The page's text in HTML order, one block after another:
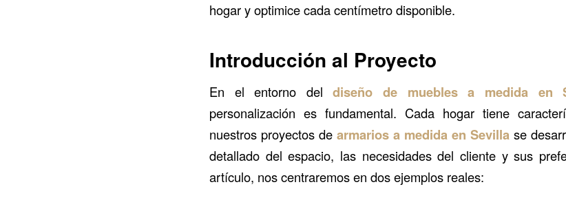
hogar y optimice cada centímetro disponible.
Introducción al Proyecto
En el entorno deldiseño de muebles a medida en
personalización es fundamental. Cada hogar tiene
nuestros proyectos de armarios a medida en Sevilla se
detallado del espacio, las necesidades del cliente y sus
artículo, nos centraremos en dos ejemplos reales: